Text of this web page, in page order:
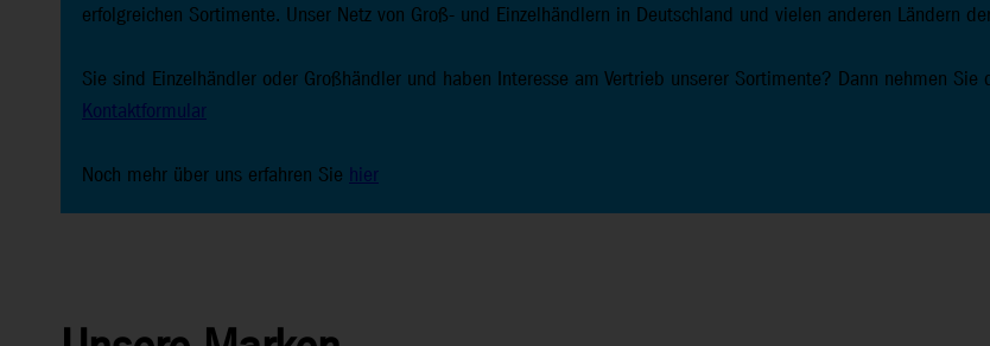
erfolgreichen Sortimente. Unser Netz von Groß- und Einzelhändlern in Deutschland und vielen anderen Ländern
Sie sind Einzelhändler oder Großhändler und haben Interesse am Vertrieb unserer Sortimente? Dann nehmen
Kontaktformular
Noch mehr über uns erfahren Sie hier